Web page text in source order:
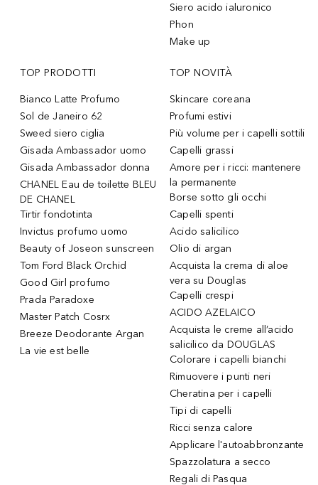
Siero acido ialuronico
Phon
Make up
TOP PRODOTTI
Bianco Latte Profumo
Sol de Janeiro 62
Sweed siero ciglia
Gisada Ambassador uomo
Gisada Ambassador donna
CHANEL Eau de toilette BLEU
DE CHANEL
Tirtir fondotinta
Invictus profumo uomo
Beauty of Joseon sunscreen
Tom Ford Black Orchid
Good Girl profumo
Prada Paradoxe
Master Patch Cosrx
Breeze Deodorante Argan
La vie est belle
TOP NOVITÀ
Skincare coreana
Profumi estivi
Più volume per i capelli sottili
Capelli grassi
Amore per i ricci: mantenere
la permanente
Borse sotto gli occhi
Capelli spenti
Acido salicilico
Olio di argan
Acquista la crema di aloe
vera su Douglas
Capelli crespi
ACIDO AZELAICO
Acquista le creme all’acido
salicilico da DOUGLAS
Colorare i capelli bianchi
Rimuovere i punti neri
Cheratina per i capelli
Tipi di capelli
Ricci senza calore
Applicare l'autoabbronzante
Spazzolatura a secco
Regali di Pasqua